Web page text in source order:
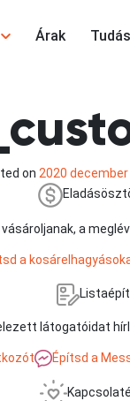
Árak
on 2020 december
a
a
látogatóidat
Építsd a